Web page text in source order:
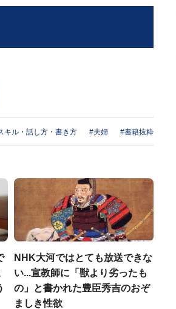
キル・話し方・書き方 #夫婦 #書籍抜粋
NHK大河ではとても放送できな
い...宣教師に「獣より劣ったも
の」と書かれた豊臣秀吉のおぞ
ましき性欲